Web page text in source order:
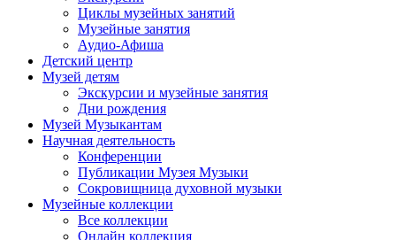
Циклы музейных занятий
Музейные занятия
Аудио-Афиша
Детский центр
Музей детям
Экскурсии и музейные занятия
Дни рождения
Музей Музыкантам
Научная деятельность
Конференции
Публикации Музея Музыки
Сокровищница духовной музыки
Музейные коллекции
Все коллекции
Онлайн коллекция